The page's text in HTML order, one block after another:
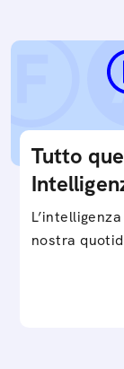
Tutto
nostra